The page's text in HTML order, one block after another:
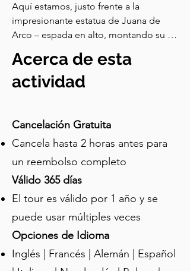
Aquí estamos, justo frente a la
impresionante estatua de Juana de
Arco – espada en alto, montando su
Esta estatua fue inaugurada a finales
del siglo XIX y colocada aquí por una
muy buena razón. Juana no solo luchó
rey de Francia, a Reims para su
de Reims detrás de nosotros. En el
siglo XV, durante la Guerra de los Cien
Años, Juana lideró a las tropas
francesas para liberar esta ciudad de la
amenaza de los ingleses y sus aliados
borgoñones. Su reputación como
guerrera guiada divinamente ya se
había difundido, y cuando se acercó a
Reims, la guarnición enemiga ni
Acerca de esta
actividad
Cancelación Gratuita
Cancela hasta 2 horas antes para
un reembolso completo
Válido 365 días
El tour es válido por 1 año y se
puede usar múltiples veces
Opciones de Idioma
Inglés | Francés | Alemán | Español